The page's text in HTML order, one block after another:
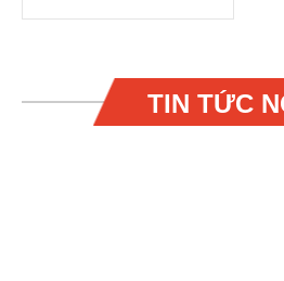
TIN TỨC